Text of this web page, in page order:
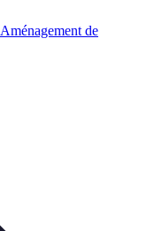
Aménagement de